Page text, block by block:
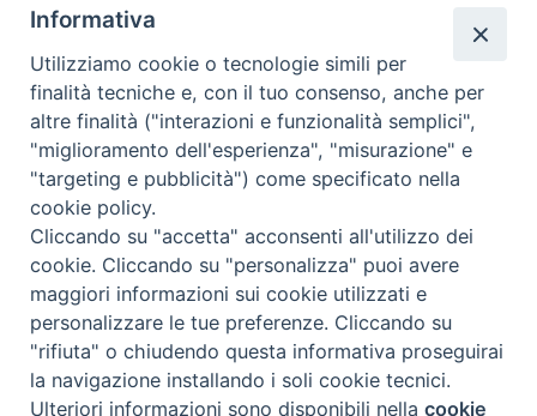
Centralino Curia Vescovile
0541 913711
Indirizzo
47864 PENNABILLI (RN)
Seguici su
Facebook
Instagram
LinkedIn
X YouTube
Feed
Informativa sulla Privacy
Preferenze Cookie
Informativa
Utilizziamo cookie o tecnologie simili per
finalità tecniche e, con il tuo consenso, anche per
altre finalità ("interazioni e funzionalità semplici",
"miglioramento dell'esperienza", "misurazione" e
"targeting e pubblicità") come specificato nella
cookie policy.
Cliccando su "accetta" acconsenti all'utilizzo dei
cookie. Cliccando su "personalizza" puoi avere
maggiori informazioni sui cookie utilizzati e
personalizzare le tue preferenze. Cliccando su
"rifiuta" o chiudendo questa informativa proseguirai
la navigazione installando i soli cookie tecnici.
Ulteriori informazioni sono disponibili nellacookie